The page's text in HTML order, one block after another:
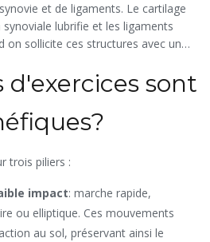
et de ligaments. Le cartilage
lubrifie et les ligaments
on sollicite ces structures avec un
À l’inverse, un
la production de liquide synovial,
et améliore la mobilité, ce qui
chronique.
d'exercices sont
trois piliers :
impact: marche rapide,
ou elliptique. Ces mouvements
au sol, préservant ainsi le